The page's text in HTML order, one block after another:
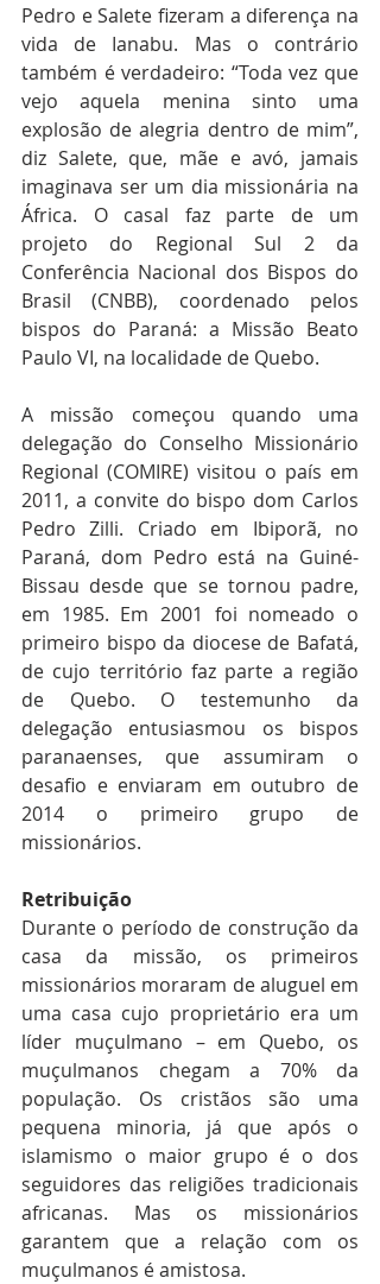
Pedro e Salete fizeram a diferença na
vida de Ianabu. Mas o contrário
também é verdadeiro: “Toda vez que
vejo aquela menina sinto uma
explosão de alegria dentro de mim”,
diz Salete, que, mãe e avó, jamais
imaginava ser um dia missionária na
África. O casal faz parte de um
projeto do Regional Sul 2 da
Conferência Nacional dos Bispos do
Brasil (CNBB), coordenado pelos
bispos do Paraná: a Missão Beato
Paulo VI, na localidade de Quebo.
A missão começou quando uma
delegação do Conselho Missionário
Regional (COMIRE) visitou o país em
2011, a convite do bispo dom Carlos
Pedro Zilli. Criado em Ibiporã, no
Paraná, dom Pedro está na Guiné-
Bissau desde que se tornou padre,
em 1985. Em 2001 foi nomeado o
primeiro bispo da diocese de Bafatá,
de cujo território faz parte a região
de Quebo. O testemunho da
delegação entusiasmou os bispos
paranaenses, que assumiram o
desafio e enviaram em outubro de
2014 o primeiro grupo de
missionários.
Retribuição
Durante o período de construção da
casa da missão, os primeiros
missionários moraram de aluguel em
uma casa cujo proprietário era um
líder muçulmano – em Quebo, os
muçulmanos chegam a 70% da
população. Os cristãos são uma
pequena minoria, já que após o
islamismo o maior grupo é o dos
seguidores das religiões tradicionais
africanas. Mas os missionários
garantem que a relação com os
muçulmanos é amistosa.